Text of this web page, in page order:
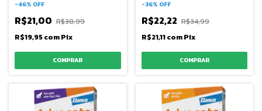
-46% OFF
R$21,00 R$38,99
R$19,95comPix
-36% OFF
R$22,22 R$34,99
R$21,11comPix